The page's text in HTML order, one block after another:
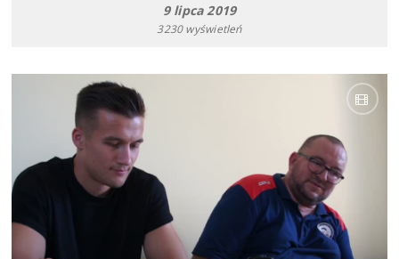
9 lipca 2019
3230 wyświetleń